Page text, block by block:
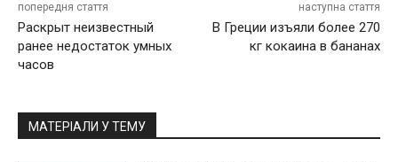
попередня стаття
Раскрыт неизвестный
ранее недостаток умных
часов
наступна стаття
В Греции изъяли более 270
кг кокаина в бананах
МАТЕРІАЛИ У ТЕМУ